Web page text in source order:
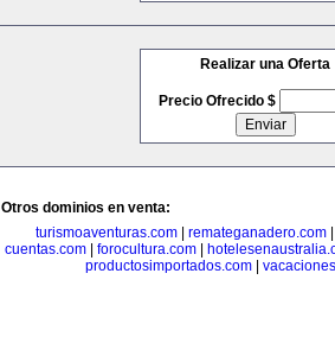
Realizar una Oferta
Precio Ofrecido $
Otros dominios en venta:
turismoaventuras.com| remateganadero.com
cuentas.com
forocultura.com
productosimportados.com